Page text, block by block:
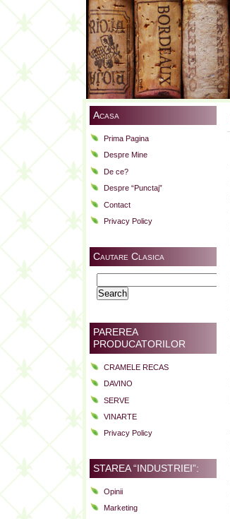
Acasa
Prima Pagina
Despre Mine
De ce?
Despre “Punctaj”
Contact
Privacy Policy
Cautare Clasica
for:
PAREREA
PRODUCATORILOR
CRAMELE RECAS
DAVINO
SERVE
VINARTE
Privacy Policy
STAREA “INDUSTRIEI”:
Opinii
Marketing